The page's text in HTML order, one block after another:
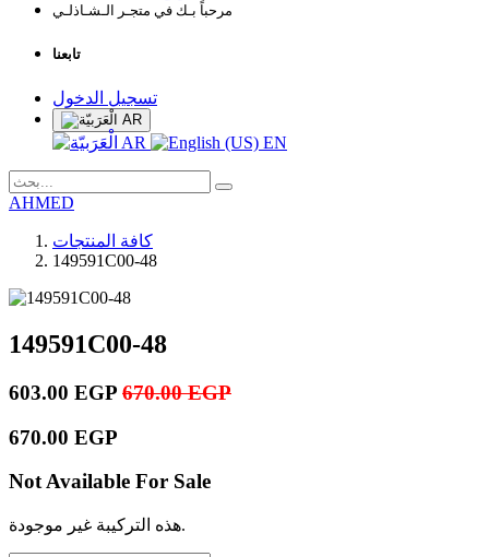
مرحباً بـك في متجـر الـشـاذلـي
تابعنا
تسجيل الدخول
AR
AR EN
AHMED
كافة المنتجات
149591C00-48
149591C00-48
603.00 EGP 670.00EGP
670.00 EGP
Not Available For Sale
هذه التركيبة غير موجودة.